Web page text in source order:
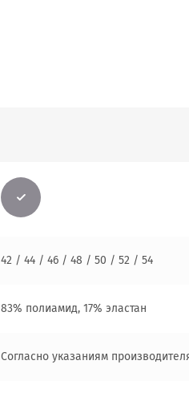
42 / 44 / 46 / 48 / 50 / 52 / 54
83% полиамид, 17% эластан
Согласно указаниям